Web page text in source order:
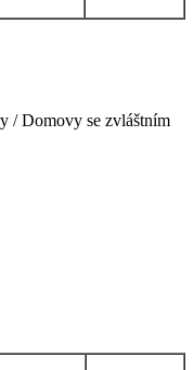
/ Domovy se zvláštním